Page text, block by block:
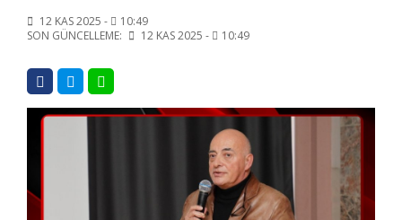
12 KAS 2025 -
10:49
SON GÜNCELLEME:
12 KAS 2025 - 10:49